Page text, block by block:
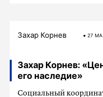
Захар Корнев 27
Захар Корнев:
его наследие»
Социальный